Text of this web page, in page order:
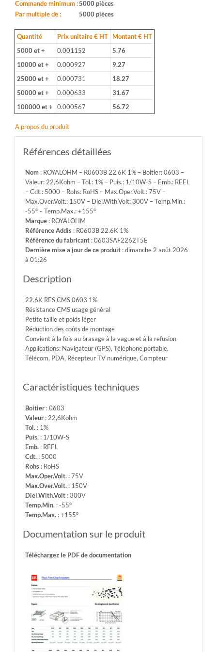
Boitier:
0603
Valeur:
22,6Kohm
-
Tol.:
1%
-
Puis.:
1/10W-
S
REEL
-
5000
-
Rohs:
RoHS
-
Max.Oper.Volt.:
75V
Max.Over.Volt.:
Temp.Min.:
-55°
-
Temp.Max.:
+155°
Commande minimum :5000 pièces
Par multiple de :
5000 pièces
Quantité Prix unitaire € HT
Montant € HT
5000 et +
0.001152
5.76
10000 et +
0.000927
9.27
25000 et +
0.000731
18.27
50000 et +
0.000633
31.67
100000 et +
0.000567 56.72
A propos du produit
Références détaillées
Nom: ROYALOHM – R0603B 22.6K 1% – Boitier: 0603 –
Valeur: 22,6Kohm – Tol.: 1% – Puis.: 1/10W-S – Emb.: REEL
– Cdt.: 5000 – Rohs: RoHS – Max.Oper.Volt.: 75V –
Max.Over.Volt.: 150V – Diel.With.Volt: 300V – Temp.Min.:
-55° – Temp.Max.: +155°
Marque: ROYALOHM
Référence Addis: R0603B 22.6K 1%
Référence du fabricant: 0603SAF2262T5E
Dernière mise a jour de ce produit: dimanche 2 août 2026
à 01:26
Description
22.6K RES CMS 0603 1%
Résistance CMS usage général
Petite taille et poids léger
Réduction des coûts de montage
Convient à la fois au brasage à la vague et à la refusion
Applications: Navigateur (GPS), Téléphone portable,
Télécom, PDA, Récepteur TV numérique, Compteur
Caractéristiques techniques
Boitier: 0603
Valeur: 22,6Kohm
Tol.: 1%
Puis.: 1/10W-S
Emb.: REEL
Cdt.: 5000
Rohs: RoHS
Max.Oper.Volt.: 75V
Max.Over.Volt.: 150V
Diel.With.Volt: 300V
Temp.Min.: -55°
Temp.Max.: +155°
Documentation sur le produit
Téléchargez le PDF de documentation